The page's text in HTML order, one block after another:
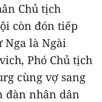
Chủ tịch
còn đón tiếp
là Ngài
Phó Chủ tịch
cùng vợ sang
đàn nhân dân